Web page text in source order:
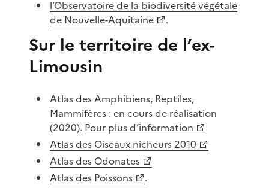
l’Observatoire de la biodiversité végétale
de Nouvelle-Aquitaine
.
Sur le territoire de l’ex-
Limousin
Atlas des Amphibiens, Reptiles,
Mammifères : en cours de réalisation
(2020). Pour plus d’information
Atlas des Oiseaux nicheurs 2010
Atlas des Odonates
Atlas des Poissons
.